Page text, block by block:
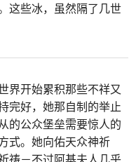
这些冰，虽然隔了几世
界开始累积那些不祥又
完好，她那自制的举止
的公众堡垒需要惊人的
式。她向佑天众神祈